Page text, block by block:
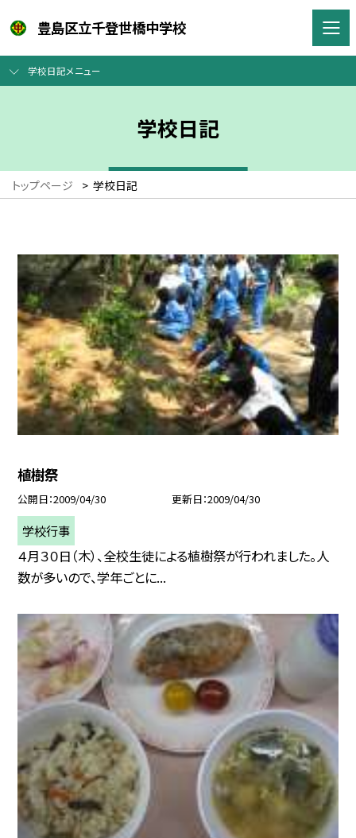
豊島区立千登世橋中学校
学校日記メニュー
学校日記
トップページ > 学校日記
植樹祭
公開日 2009/04/30 更新日 2009/04/30
学校行事
４月３０日（木）、全校生徒による植樹祭が行われました。人
数が多いので、学年ごとに...